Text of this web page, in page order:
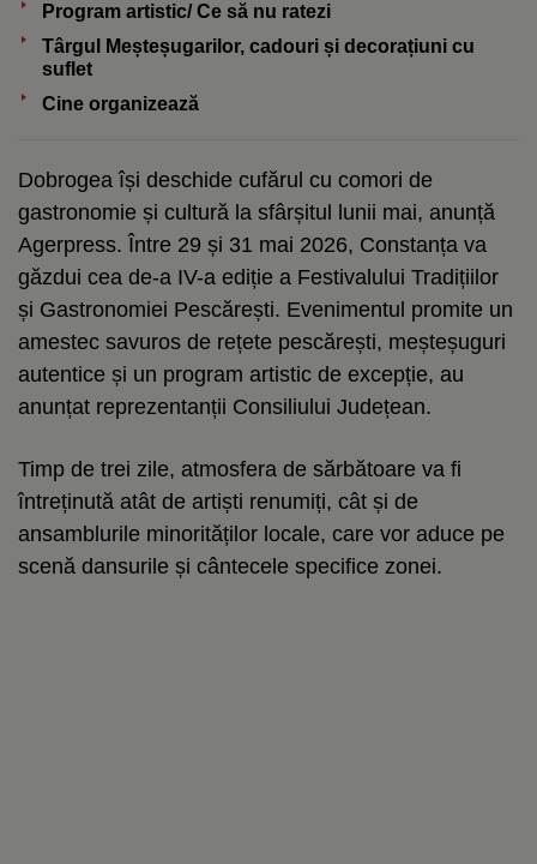
Program artistic/ Ce să nu ratezi
Târgul Meșteșugarilor, cadouri și decorațiuni cu
suflet
Cine organizează
Dobrogea își deschide cufărul cu comori de
gastronomie și cultură la sfârșitul lunii mai, anunță
Agerpress. Între 29 și 31 mai 2026, Constanța va
găzdui cea de-a IV-a ediție a Festivalului Tradițiilor
și Gastronomiei Pescărești. Evenimentul promite un
amestec savuros de rețete pescărești, meșteșuguri
autentice și un program artistic de excepție, au
anunțat reprezentanții Consiliului Județean.
Timp de trei zile, atmosfera de sărbătoare va fi
întreținută atât de artiști renumiți, cât și de
ansamblurile minorităților locale, care vor aduce pe
scenă dansurile și cântecele specifice zonei.